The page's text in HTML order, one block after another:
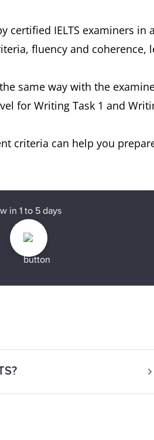
certified IELTS examiners
fluency and
same way with the
for Writing Task 1 and
criteria can help you